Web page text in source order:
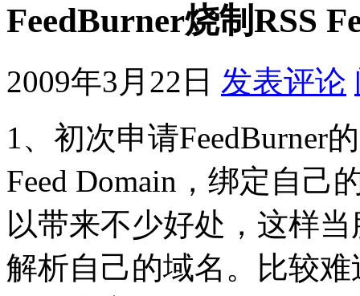
FeedBurner烧制RSS
2009年3月22日 发表评论
1、初次申请FeedBurner
Feed Domain ，绑定自己
以带来不少好处 ，这样
解析自己的域名。比较